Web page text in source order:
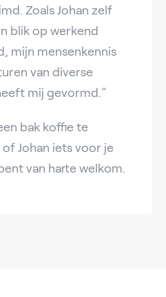
Zoals Johan zelf
blik op werkend
mijn mensenkennis
van diverse
mij gevormd.”
bak koffie te
Johan iets voor je
van harte welkom.